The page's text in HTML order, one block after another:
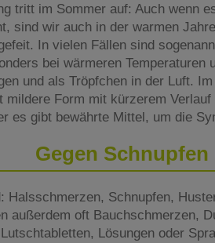
tritt im Sommer auf: Auch wenn
sind wir auch in der warmen
In vielen Fällen sind
bei wärmeren
und als Tröpfchen in der Luft.
mildere Form mit kürzerem
es gibt bewährte Mittel, um die
Gegen
Halsschmerzen, Schnupfen,
außerdem oft Bauchschmerzen,
Lösungen oder